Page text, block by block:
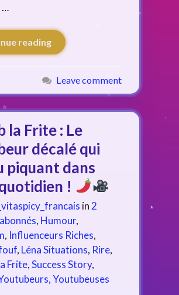
…
reading
Leave comment
la Frite : Le
décalé qui
piquant dans
!
in 2
, Humour,
, Influenceurs Riches,
, Léna Situations, Rire,
Frite,Success Story,
Youtubeuses